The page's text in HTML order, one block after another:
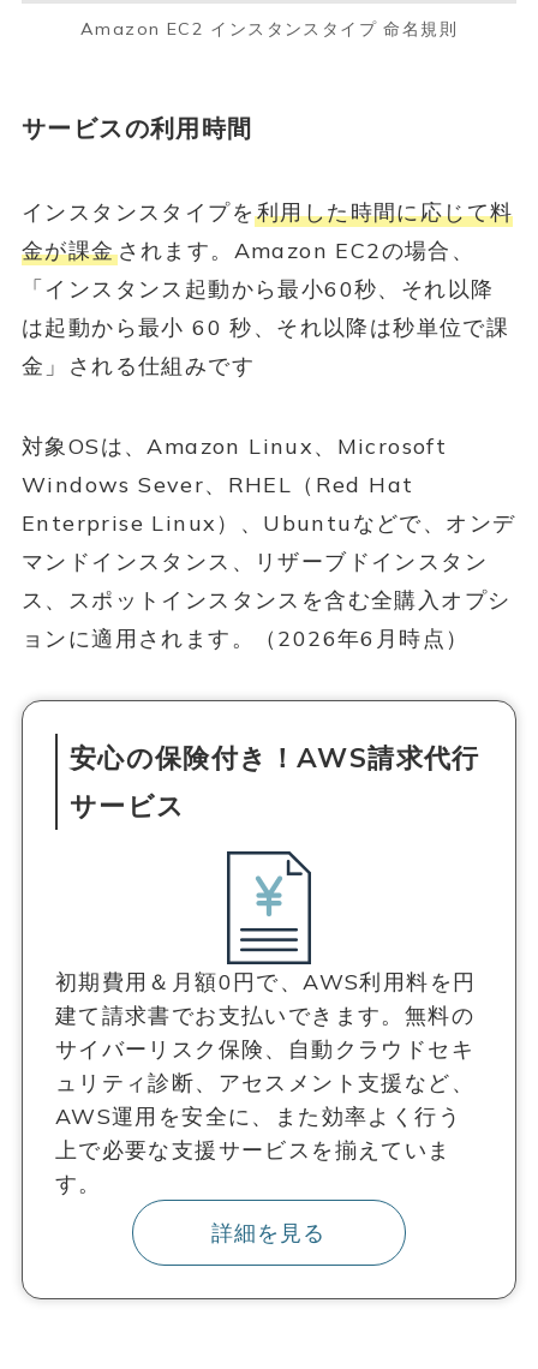
Amazon EC2 インスタンスタイプ 命名規則
サービスの利用時間
インスタンスタイプを 利用した時間に応じて料
金が課金されます。Amazon EC2の場合、
「インスタンス起動から最小60秒、それ以降
は起動から最小 60 秒、それ以降は秒単位で課
金」される仕組みです
対象OSは、Amazon Linux、Microsoft
Windows Sever、RHEL（Red Hat
Enterprise Linux）、Ubuntuなどで、オンデ
マンドインスタンス、リザーブドインスタン
ス、スポットインスタンスを含む全購入オプシ
ョンに適用されます。（2026年6月時点）
安心の保険付き！AWS請求代行
サービス
初期費用＆月額0円で、AWS利用料を円
建て請求書でお支払いできます。無料の
サイバーリスク保険、自動クラウドセキ
ュリティ診断、アセスメント支援など、
AWS運用を安全に、また効率よく行う
上で必要な支援サービスを揃えていま
す。
詳細を見る